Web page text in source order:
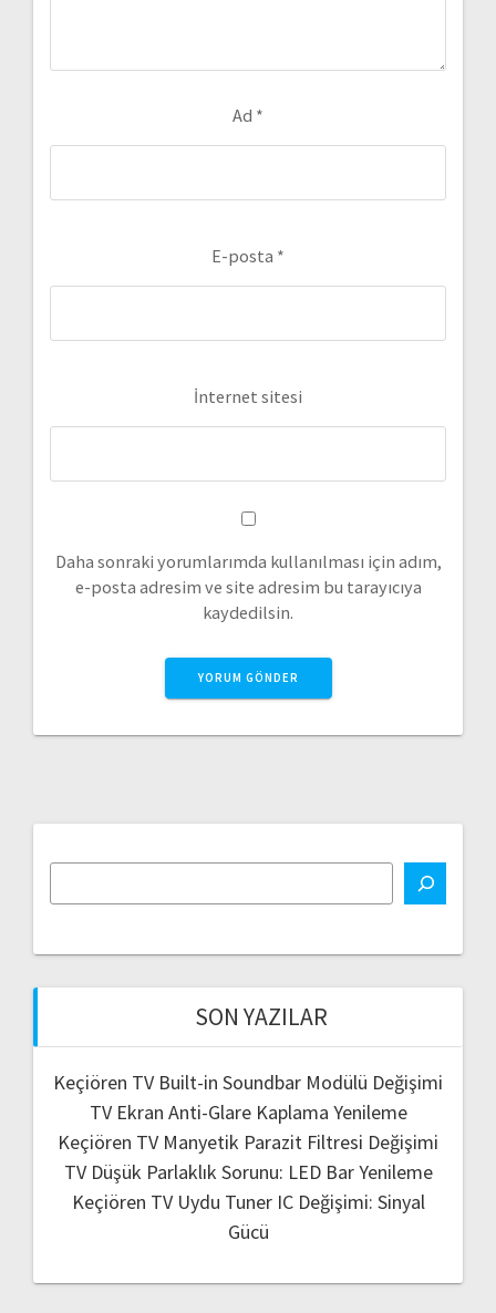
Ad *
E-posta *
İnternet sitesi
Daha sonraki yorumlarımda kullanılması için adım,
e-posta adresim ve site adresim bu tarayıcıya
kaydedilsin.
SON YAZILAR
Keçiören TV Built-in Soundbar Modülü Değişimi
TV Ekran Anti-Glare Kaplama Yenileme
Keçiören TV Manyetik Parazit Filtresi Değişimi
TV Düşük Parlaklık Sorunu: LED Bar Yenileme
Keçiören TV Uydu Tuner IC Değişimi: Sinyal
Gücü